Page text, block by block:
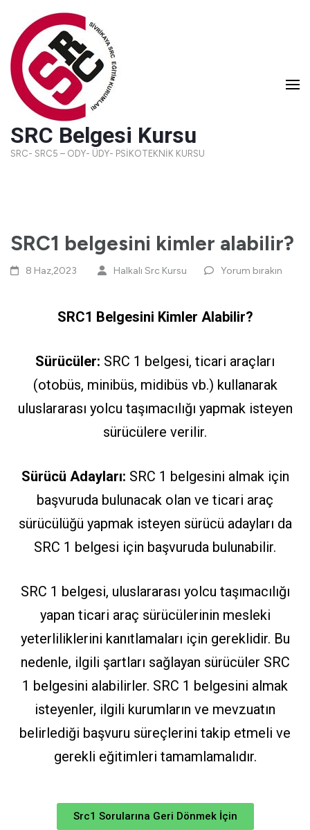
SRC Belgesi Kursu
SRC- SRC5 – ODY- ÜDY- PSİKOTEKNİK KURSU
SRC1 belgesini kimler alabilir?
8 Haz,2023 Halkalı Src Kursu Yorum bırakın
SRC1 Belgesini Kimler Alabilir?
Sürücüler: SRC 1 belgesi, ticari araçları
(otobüs, minibüs, midibüs vb.) kullanarak
uluslararası yolcu taşımacılığı yapmak isteyen
sürücülere verilir.
Sürücü Adayları: SRC 1 belgesini almak için
başvuruda bulunacak olan ve ticari araç
sürücülüğü yapmak isteyen sürücü adayları da
SRC 1 belgesi için başvuruda bulunabilir.
SRC 1 belgesi, uluslararası yolcu taşımacılığı
yapan ticari araç sürücülerinin mesleki
yeterliliklerini kanıtlamaları için gereklidir. Bu
nedenle, ilgili şartları sağlayan sürücüler SRC
1 belgesini alabilirler. SRC 1 belgesini almak
isteyenler, ilgili kurumların ve mevzuatın
belirlediği başvuru süreçlerini takip etmeli ve
gerekli eğitimleri tamamlamalıdır.
Src1 Sorularına Geri Dönmek İçin